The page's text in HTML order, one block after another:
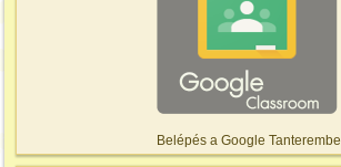
Belépés a Google Tanterembe